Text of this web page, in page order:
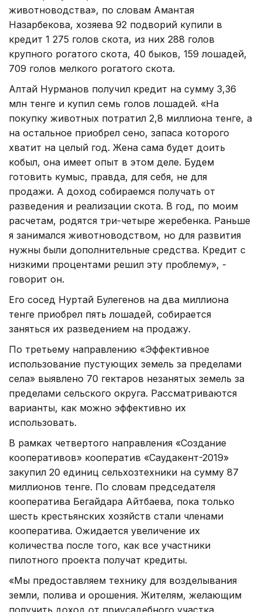
животноводства», по словам Амантая
Назарбекова, хозяева 92 подворий купили в
кредит 1 275 голов скота, из них 288 голов
крупного рогатого скота, 40 быков, 159 лошадей,
709 голов мелкого рогатого скота.
Алтай Нурманов получил кредит на сумму 3,36
млн тенге и купил семь голов лошадей. «На
покупку животных потратил 2,8 миллиона тенге, а
на остальное приобрел сено, запаса которого
хватит на целый год. Жена сама будет доить
кобыл, она имеет опыт в этом деле. Будем
готовить кумыс, правда, для себя, не для
продажи. А доход собираемся получать от
разведения и реализации скота. В год, по моим
расчетам, родятся три-четыре жеребенка. Раньше
я занимался животноводством, но для развития
нужны были дополнительные средства. Кредит с
низкими процентами решил эту проблему», -
говорит он.
Его сосед Нуртай Булегенов на два миллиона
тенге приобрел пять лошадей, собирается
заняться их разведением на продажу.
По третьему направлению «Эффективное
использование пустующих земель за пределами
села» выявлено 70 гектаров незанятых земель за
пределами сельского округа. Рассматриваются
варианты, как можно эффективно их
использовать.
В рамках четвертого направления «Создание
кооперативов» кооператив «Саудакент-2019»
закупил 20 единиц сельхозтехники на сумму 87
миллионов тенге. По словам председателя
кооператива Бегайдара Айтбаева, пока только
шесть крестьянских хозяйств стали членами
кооператива. Ожидается увеличение их
количества после того, как все участники
пилотного проекта получат кредиты.
«Мы предоставляем технику для возделывания
земли, полива и орошения. Жителям, желающим
получить доход от приусадебного участка,